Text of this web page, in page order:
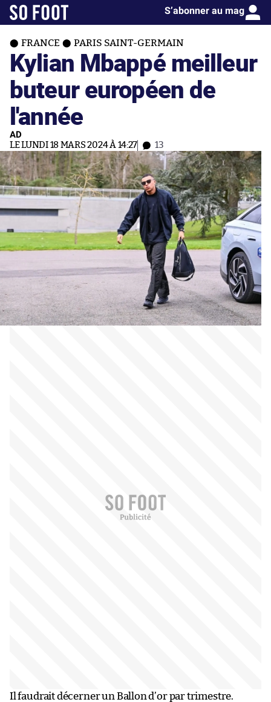
S’abonner au mag
FRANCE PARIS SAINT-GERMAIN
Kylian Mbappé meilleur
buteur européen de
l'année
AD
LE LUNDI 18 MARS 2024 À 14:27 13
Il faudrait décerner un Ballon d’or par trimestre.